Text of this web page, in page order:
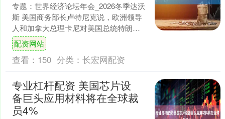
专题：世界经济论坛年会_2026冬季达沃
斯 美国商务部长卢特尼克说，欧洲领导
人和加拿大总理卡尼对美国总统特朗普
威胁要对八个国家征收与格陵兰岛相关
关税的做法反应过....
配资网站
查看： 150 分类： 长宏网配资
专业杠杆配资 美国芯片设
备巨头应用材料将在全球裁
员4%